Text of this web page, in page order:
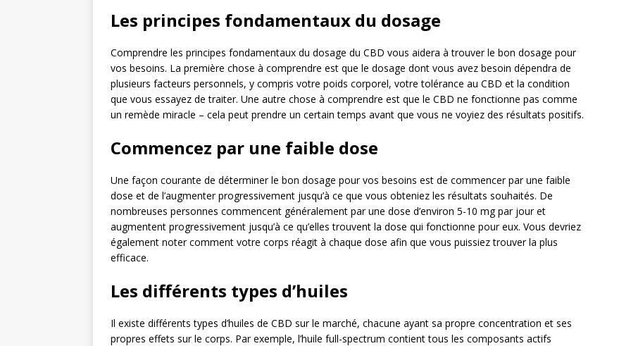
Les principes fondamentaux du dosage
Comprendre les principes fondamentaux du dosage du CBD vous aidera à trouver le bon dosage pour
vos besoins. La première chose à comprendre est que le dosage dont vous avez besoin dépendra de
plusieurs facteurs personnels, y compris votre poids corporel, votre tolérance au CBD et la condition
que vous essayez de traiter. Une autre chose à comprendre est que le CBD ne fonctionne pas comme
un remède miracle – cela peut prendre un certain temps avant que vous ne voyiez des résultats positifs.
Commencez par une faible dose
Une façon courante de déterminer le bon dosage pour vos besoins est de commencer par une faible
dose et de l’augmenter progressivement jusqu’à ce que vous obteniez les résultats souhaités. De
nombreuses personnes commencent généralement par une dose d’environ 5-10 mg par jour et
augmentent progressivement jusqu’à ce qu’elles trouvent la dose qui fonctionne pour eux. Vous devriez
également noter comment votre corps réagit à chaque dose afin que vous puissiez trouver la plus
efficace.
Les différents types d’huiles
Il existe différents types d’huiles de CBD sur le marché, chacune ayant sa propre concentration et ses
propres effets sur le corps. Par exemple, l’huile full-spectrum contient tous les composants actifs